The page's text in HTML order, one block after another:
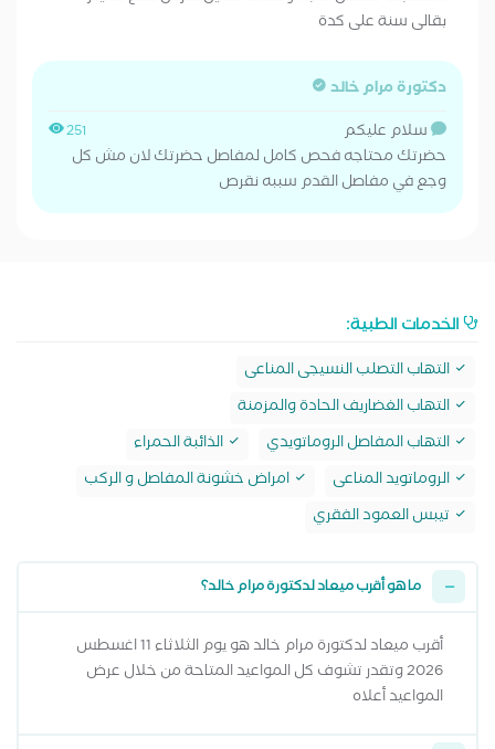
بقالى سنة على كدة
دكتورة مرام خالد
251
سلام عليكم
حضرتك محتاجه فحص كامل لمفاصل حضرتك لان مش كل
وجع في مفاصل القدم سببه نقرص
الخدمات الطبية:
التهاب التصلب النسيجى المناعى
التهاب الغضاريف الحادة والمزمنة
التهاب المفاصل الروماتويدي
الذائبة الحمراء
الروماتويد المناعى
امراض خشونة المفاصل و الركب
تيبس العمود الفقري
ما هو أقرب ميعاد لدكتورة مرام خالد؟
أقرب ميعاد لدكتورة مرام خالد هو يوم الثلاثاء 11 اغسطس
2026 وتقدر تشوف كل المواعيد المتاحة من خلال عرض
المواعيد أعلاه